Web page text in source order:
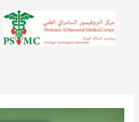
المحتوى